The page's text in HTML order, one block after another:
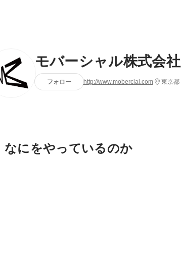
モバーシャル株式会社
フォロー http://www.mobercial.com 東京都
なにをやっているのか